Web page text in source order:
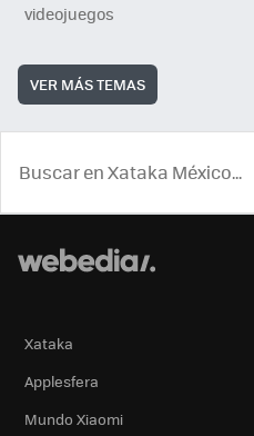
videojuegos
VER MÁS TEMAS
Xataka
Applesfera
Mundo Xiaomi